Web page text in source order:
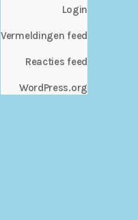
Login
Vermeldingen feed
Reacties feed
WordPress.org